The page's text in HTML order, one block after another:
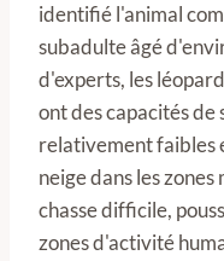
identifié l'animal
subadulte âgé
d'experts, les
ont des capacités
relativement faibles
neige dans les
chasse difficile,
zones d'activité